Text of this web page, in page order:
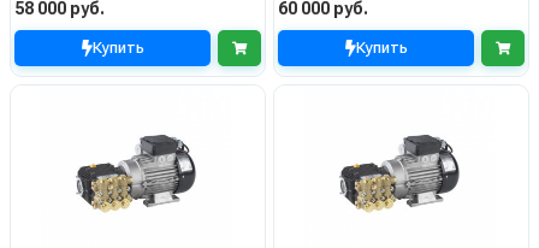
58 000 руб.
Купить
60 000 руб.
Купить